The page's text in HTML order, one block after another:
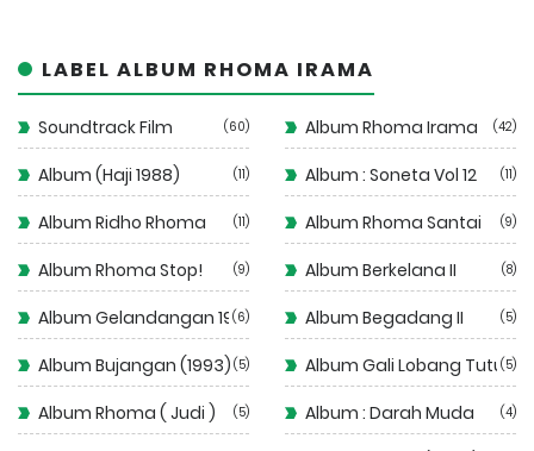
LABEL ALBUM RHOMA IRAMA
Soundtrack Film 60 Album Rhoma Irama 42
Album (Haji 1988) 11 Album : Soneta Vol 12 11
Album Ridho Rhoma 11 Album Rhoma Santai 9
Album Rhoma Stop! 9 Album Berkelana II 8
Album Gelandangan 1972
6 Album Begadang II 5
Album Bujangan (1993) 5 Album Gali Lobang Tutup
5
Album Rhoma ( Judi ) 5 Album : Darah Muda 4